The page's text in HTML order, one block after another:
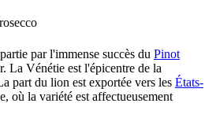
par l'immense succès du Pinot
La Vénétie est l'épicentre de la
part du lion est exportée vers les États-
où la variété est affectueusement